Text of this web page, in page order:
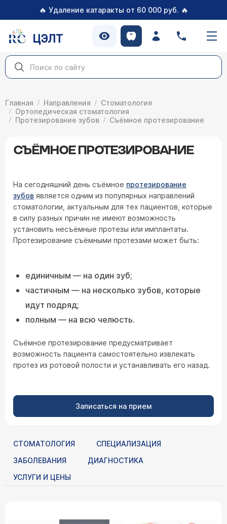
🔥 Удаление катаракты от 60 000 руб. 🔥
ЦЭЛТ
Главная Направления
Стоматология
Ортопедическая стоматология
Протезирование зубов
Съёмное протезирование
СЪЁМНОЕ ПРОТЕЗИРОВАНИЕ
На сегодняшний день съёмное протезирование
зубов является одним из популярных направлений
стоматологии, актуальным для тех пациентов, которые
в силу разных причин не имеют возможность
установить несъёмные протезы или имплантаты.
Протезирование съёмными протезами может быть:
единичным — на один зуб;
частичным — на несколько зубов, которые
идут подряд;
полным — на всю челюсть.
Съёмное протезирование предусматривает
возможность пациента самостоятельно извлекать
протез из ротовой полости и устанавливать его назад.
Записаться на прием
СТОМАТОЛОГИЯ
СПЕЦИАЛИЗАЦИЯ
ЗАБОЛЕВАНИЯ
ДИАГНОСТИКА
УСЛУГИ И ЦЕНЫ